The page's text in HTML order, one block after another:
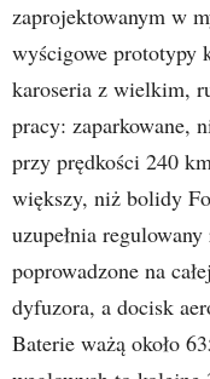
zaprojektowanym w
wyścigowe prototypy
karoseria z wielkim,
pracy: zaparkowane,
przy prędkości 240
większy, niż bolidy
uzupełnia
poprowadzone na
dyfuzora, a docisk
Baterie ważą około